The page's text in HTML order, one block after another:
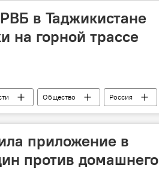
в Таджикистане
на горной трассе
Общество Россия
приложение в
против домашнего